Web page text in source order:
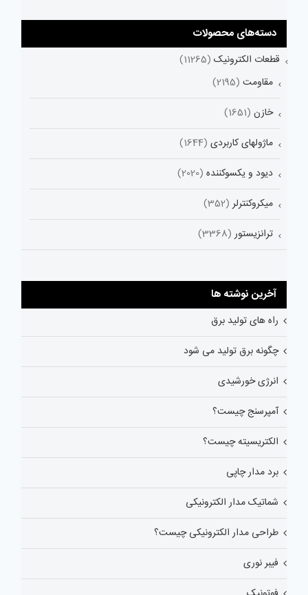
دسته‌های محصولات
قطعات الکترونیک (11265)
مقاومت (2195)
خازن (1651)
ماژولهای کاربردی (1644)
دیود و یکسوکننده (2020)
میکروکنترلر (352)
ترانزیستور (3368)
آخرین نوشته ها
راه های تولید برق
چگونه برق تولید می شود
انرژی خورشیدی
آمپرسنج چیست؟
الکتریسیته چیست؟
برد مدار چاپی
شماتیک مدار الکترونیکی
طراحی مدار الکترونیکی چیست؟
فیبر نوری